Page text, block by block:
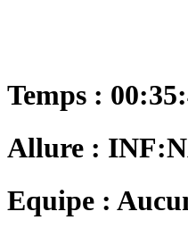
Temps :
Allure :
Equipe :